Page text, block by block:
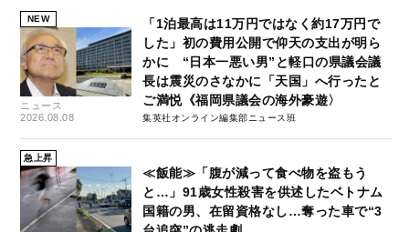
NEW
ニュース
2026.08.08
「1泊最高は11万円ではなく約17万円で
した」初の費用公開で仰天の支出が明ら
かに “日本一悪い男”と軽口の県議会議
長は震災のさなかに「天国」へ行ったと
ご満悦《福岡県議会の海外豪遊〉
集英社オンライン編集部ニュース班
急上昇
≪飯能≫「腹が減って食べ物を盗もう
と…」91歳女性殺害を供述したベトナム
国籍の男、在留資格なし…奪った車で“3